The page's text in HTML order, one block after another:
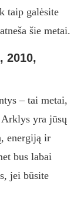
taip galėsite
šie metai.
2010,
– tai metai,
yra jūsų
energiją ir
bus labai
jei būsite